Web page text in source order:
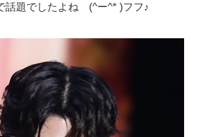
話題でしたよね (^ー^* )フフ♪